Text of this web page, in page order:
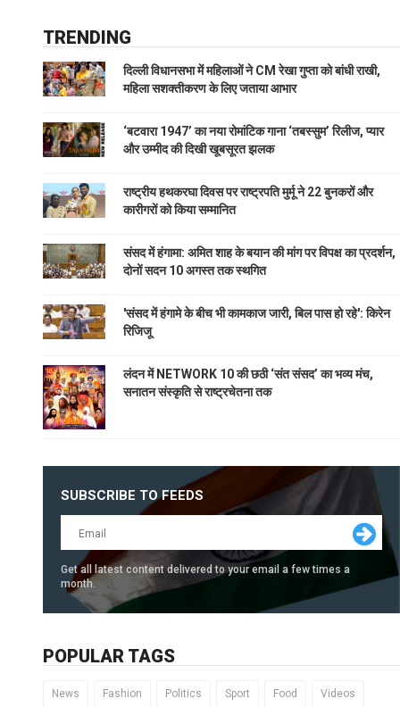
TRENDING
दिल्ली विधानसभा में महिलाओं ने CM रेखा गुप्ता को बांधी राखी,
महिला सशक्तीकरण के लिए जताया आभार
‘बटवारा 1947’ का नया रोमांटिक गाना ‘तबस्सुम’ रिलीज, प्यार
और उम्मीद की दिखी खूबसूरत झलक
राष्ट्रीय हथकरघा दिवस पर राष्ट्रपति मुर्मू ने 22 बुनकरों और
कारीगरों को किया सम्मानित
संसद में हंगामा: अमित शाह के बयान की मांग पर विपक्ष का प्रदर्शन,
दोनों सदन 10 अगस्त तक स्थगित
'संसद में हंगामे के बीच भी कामकाज जारी, बिल पास हो रहे': किरेन
रिजिजू
लंदन में NETWORK 10 की छठी ‘संत संसद’ का भव्य मंच,
सनातन संस्कृति से राष्ट्रचेतना तक
SUBSCRIBE TO FEEDS
Get all latest content delivered to your email a few times a
month.
POPULAR TAGS
News Fashion Politics Sport Food Videos